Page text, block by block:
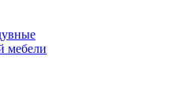
мебели